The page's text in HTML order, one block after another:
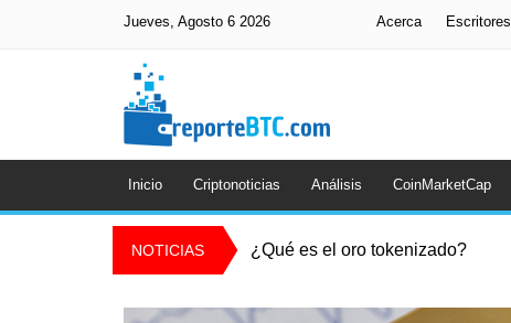
Jueves, Agosto 6 2026 Acerca Escritores
Inicio Criptonoticias Análisis CoinMarketCap
NOTICIAS ¿Qué es el oro tokenizado?